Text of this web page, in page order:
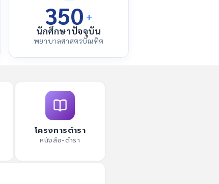
350 +
นักศึกษาปัจจุบัน
พยาบาลศาสตรบัณฑิต
โครงการตำรา
หนังสือ-ตำรา